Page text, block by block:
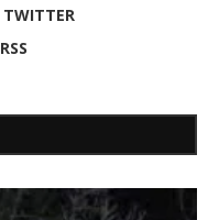
TWITTER
RSS